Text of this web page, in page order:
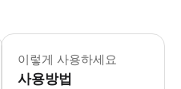
- 준비물: * 수영복 * 수건 * 선크림 *
이렇게 사용하세요
사용방법